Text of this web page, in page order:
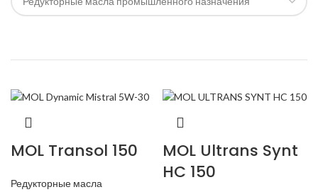
MOL Transol 150
Редукторные масла
MOL Ultrans Synt
HC 150